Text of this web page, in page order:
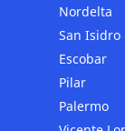
Nordelta
San Isidro
Escobar
Pilar
Palermo